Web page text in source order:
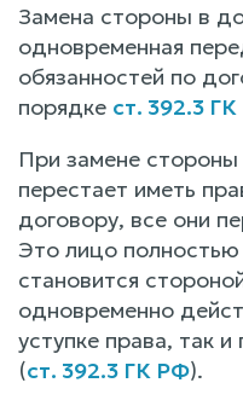
Замена стороны в
одновременная
обязанностей по
порядке ст. 392.3
При замене
перестает иметь
договору, все они
Это лицо полностью
становится
одновременно
уступке права, так
(ст. 392.3 ГК РФ).